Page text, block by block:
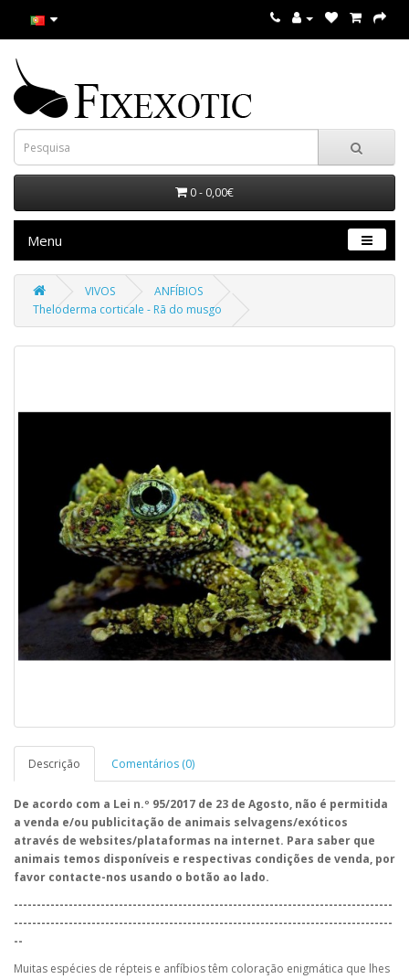
0 - 0,00€
Menu
VIVOS
ANFÍBIOS
Theloderma corticale - Rã do musgo
Descrição Comentários (0)
De acordo com a Lei n.º 95/2017 de 23 de Agosto, não é permitida
a venda e/ou publicitação de animais selvagens/exóticos
através de websites/plataformas na internet. Para saber que
animais temos disponíveis e respectivas condições de venda, por
favor contacte-nos usando o botão ao lado.
-----------------------------------------------------------------------------------
-----------------------------------------------------------------------------------
--
Muitas espécies de répteis e anfíbios têm coloração enigmática que lhes